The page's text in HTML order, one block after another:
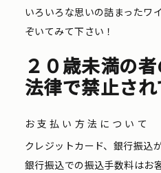
いろいろな思いの詰まったワ
ぞいてみて下さい！
２０歳未満の
法律で禁止され
お支払い方法について
クレジットカード、銀行振込
銀行振込での振込手数料はお